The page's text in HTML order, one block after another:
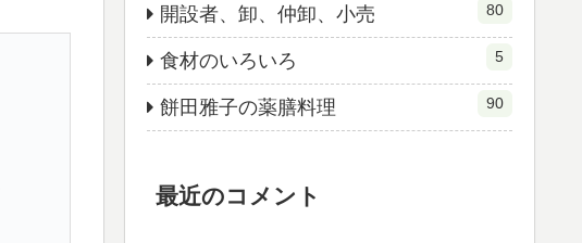
開設者、卸、仲卸、小売 80
食材のいろいろ 5
餅田雅子の薬膳料理 90
最近のコメント